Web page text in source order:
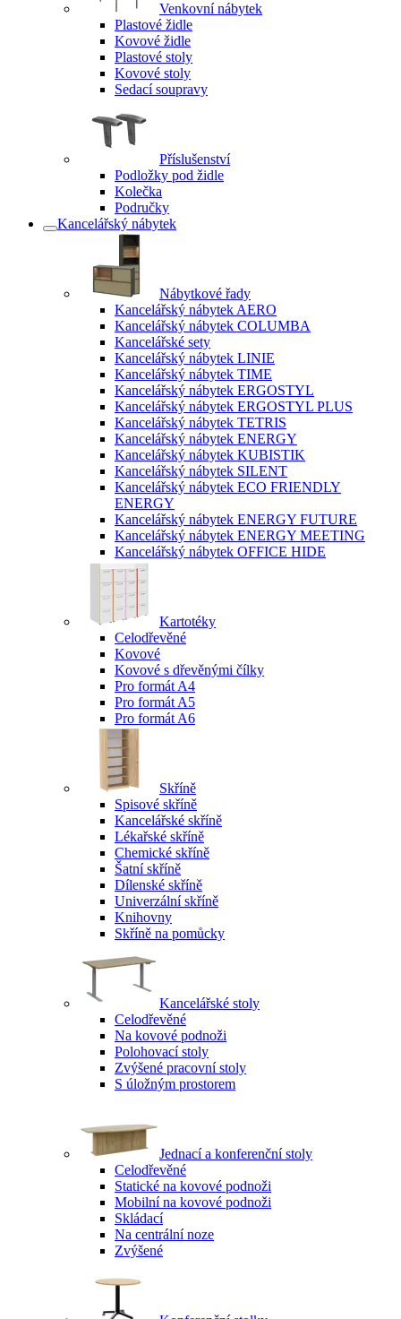
Venkovní nábytek
Plastové židle
Kovové židle
Plastové stoly
Kovové stoly
Sedací soupravy
Příslušenství
Podložky pod židle
Kolečka
Područky
Kancelářský nábytek
Nábytkové řady
Kancelářský nábytek AERO
Kancelářský nábytek COLUMBA
Kancelářské sety
Kancelářský nábytek LINIE
Kancelářský nábytek TIME
Kancelářský nábytek ERGOSTYL
Kancelářský nábytek ERGOSTYL PLUS
Kancelářský nábytek TETRIS
Kancelářský nábytek ENERGY
Kancelářský nábytek KUBISTIK
Kancelářský nábytek SILENT
Kancelářský nábytek ECO FRIENDLY
ENERGY
Kancelářský nábytek ENERGY FUTURE
Kancelářský nábytek ENERGY MEETING
Kancelářský nábytek OFFICE HIDE
Kartotéky
Celodřevěné
Kovové
Kovové s dřevěnými čílky
Pro formát A4
Pro formát A5
Pro formát A6
Skříně
Spisové skříně
Kancelářské skříně
Lékařské skříně
Chemické skříně
Šatní skříně
Dílenské skříně
Univerzální skříně
Knihovny
Skříně na pomůcky
Kancelářské stoly
Celodřevěné
Na kovové podnoži
Polohovací stoly
Zvýšené pracovní stoly
S úložným prostorem
Jednací a konferenční stoly
Celodřevěné
Statické na kovové podnoži
Mobilní na kovové podnoži
Skládací
Na centrální noze
Zvýšené